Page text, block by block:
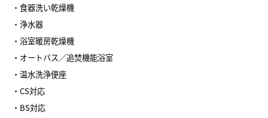
・食器洗い乾燥機
・浄水器
・浴室暖房乾燥機
・オートバス／追焚機能浴室
・温水洗浄便座
・CS対応
・BS対応